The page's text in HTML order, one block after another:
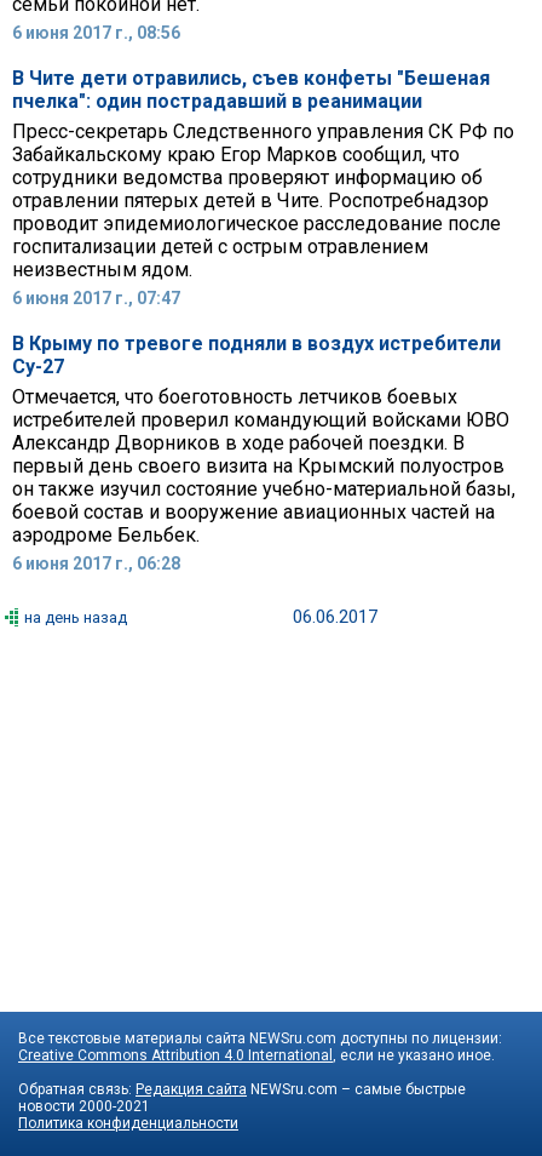
6 июня 2017 г., 08:56
В Чите дети отравились, съев конфеты "Бешеная
пчелка": один пострадавший в реанимации
Пресс-секретарь Следственного управления СК РФ по
Забайкальскому краю Егор Марков сообщил, что
сотрудники ведомства проверяют информацию об
отравлении пятерых детей в Чите. Роспотребнадзор
проводит эпидемиологическое расследование после
госпитализации детей с острым отравлением
неизвестным ядом.
6 июня 2017 г., 07:47
В Крыму по тревоге подняли в воздух истребители
Су-27
Отмечается, что боеготовность летчиков боевых
истребителей проверил командующий войсками ЮВО
Александр Дворников в ходе рабочей поездки. В
первый день своего визита на Крымский полуостров
он также изучил состояние учебно-материальной базы,
боевой состав и вооружение авиационных частей на
аэродроме Бельбек.
6 июня 2017 г., 06:28
на день назад 06.06.2017
Все текстовые материалы сайта NEWSru.com доступны по лицензии:
Creative Commons Attribution 4.0 International , если не указано иное.
Обратная связь: Редакция сайта NEWSru.com – самые быстрые
новости 2000-2021
Политика конфиденциальности